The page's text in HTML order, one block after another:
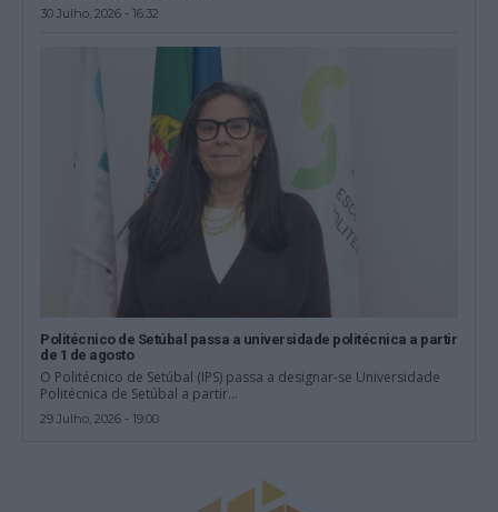
30 Julho, 2026 - 16:32
Politécnico de Setúbal passa a universidade politécnica a partir
de 1 de agosto
O Politécnico de Setúbal (IPS) passa a designar-se Universidade
Politécnica de Setúbal a partir...
29 Julho, 2026 - 19:00